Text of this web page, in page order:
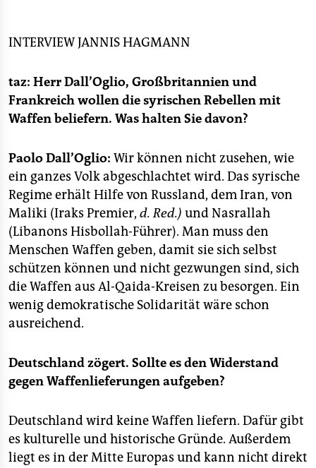
INTERVIEWJANNIS HAGMANN
taz: Herr Dall’Oglio, Großbritannien und
Frankreich wollen die syrischen Rebellen mit
Waffen beliefern. Was halten Sie davon?
Paolo Dall’Oglio: Wir können nicht zusehen, wie
ein ganzes Volk abgeschlachtet wird. Das syrische
Regime erhält Hilfe von Russland, dem Iran, von
Maliki (Iraks Premier, d. Red.) und Nasrallah
(Libanons Hisbollah-Führer). Man muss den
Menschen Waffen geben, damit sie sich selbst
schützen können und nicht gezwungen sind, sich
die Waffen aus Al-Qaida-Kreisen zu besorgen. Ein
wenig demokratische Solidarität wäre schon
ausreichend.
Deutschland zögert. Sollte es den Widerstand
gegen Waffenlieferungen aufgeben?
Deutschland wird keine Waffen liefern. Dafür gibt
es kulturelle und historische Gründe. Außerdem
liegt es in der Mitte Europas und kann nicht direkt